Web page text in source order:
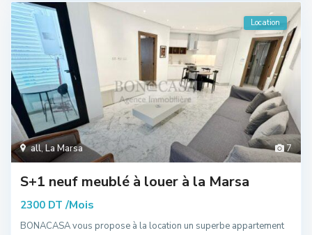
7
all,La Marsa
Location
S+1 neuf meublé à louer à la Marsa
2300 DT /Mois
BONACASA vous propose à la location un superbe appartement